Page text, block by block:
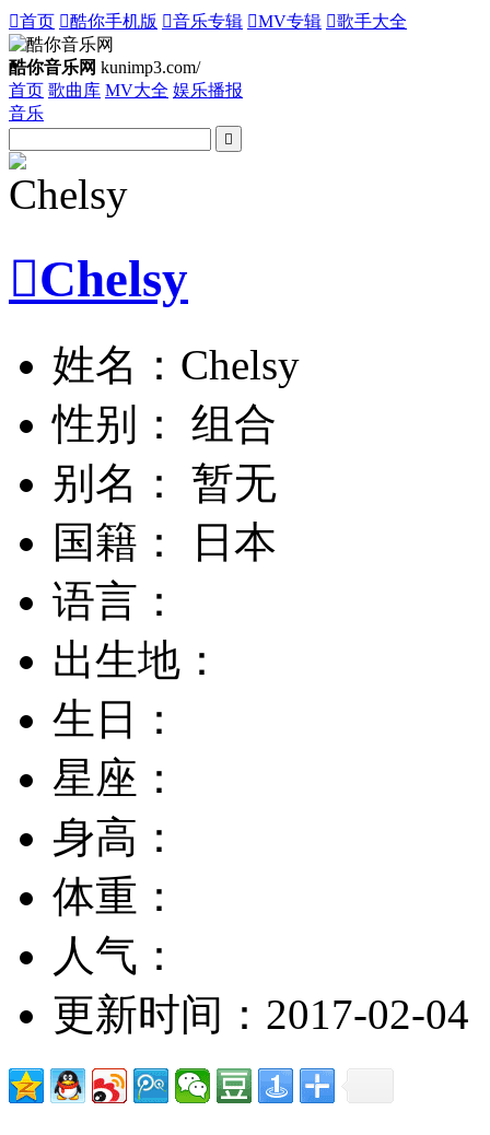
首页 酷你手机版 音乐专辑 MV专辑 歌手大全
酷你音乐网 kunimp3.com/
首页 歌曲库 MV大全 娱乐播报
音乐

Chelsy
姓名：Chelsy
性别： 组合
别名： 暂无
国籍： 日本
语言：
出生地：
生日：
星座：
身高：
体重：
人气：
更新时间：2017-02-04